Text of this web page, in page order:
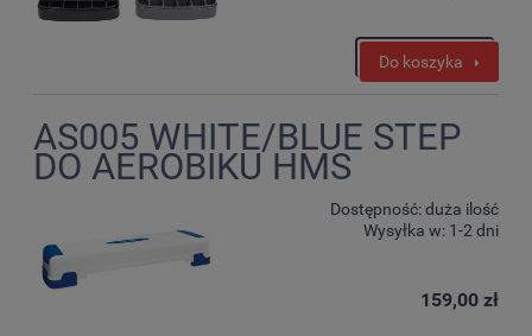
Do koszyka
AS005 WHITE/BLUE STEP
DO AEROBIKU HMS
Dostępność:duża ilość
Wysyłka w: 1-2 dni
159,00 zł